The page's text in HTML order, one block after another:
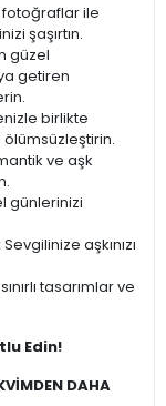
fotoğraflar ile
şaşırtın.
güzel
getiren
birlikte
ve aşk
günlerinizi
Sevgilinize aşkınızı
tasarımlar ve
Edin!
DAHA